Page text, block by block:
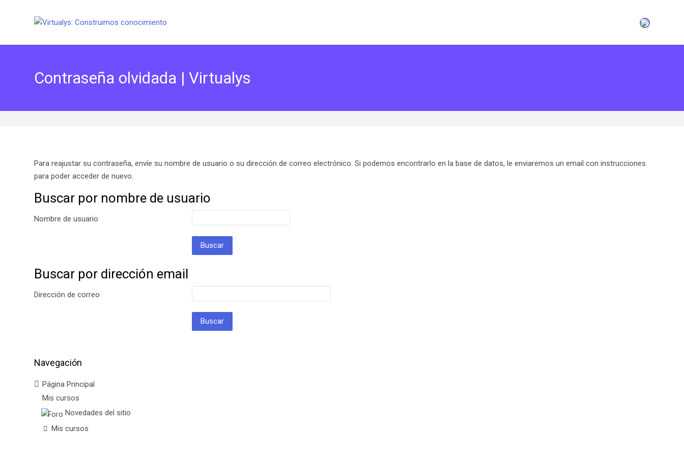
Contraseña olvidada | Virtualys
Para reajustar su contraseña, envíe su nombre de usuario o su dirección de correo electrónico. Si podemos encontrarlo en la base de datos, le enviaremos un email con instrucciones
para poder acceder de nuevo.
Buscar por nombre de usuario
Buscar por nombre de usuario
Nombre de usuario
Buscar por dirección email
Buscar por dirección email
Dirección de correo
Salta Navegación
Navegación
Página Principal
Mis cursos
Novedades del sitio
Mis cursos